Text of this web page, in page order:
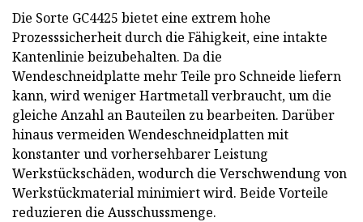
Die Sorte GC4425 bietet eine extrem hohe
Prozesssicherheit durch die Fähigkeit, eine intakte
Kantenlinie beizubehalten. Da die
Wendeschneidplatte mehr Teile pro Schneide liefern
kann, wird weniger Hartmetall verbraucht, um die
gleiche Anzahl an Bauteilen zu bearbeiten. Darüber
hinaus vermeiden Wendeschneidplatten mit
konstanter und vorhersehbarer Leistung
Werkstückschäden, wodurch die Verschwendung von
Werkstückmaterial minimiert wird. Beide Vorteile
reduzieren die Ausschussmenge.